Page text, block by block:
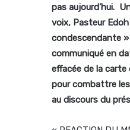
pas aujourd’hui.
voix, Pasteur
condescendante
communiqué en
effacée de la
pour combattre
au discours du